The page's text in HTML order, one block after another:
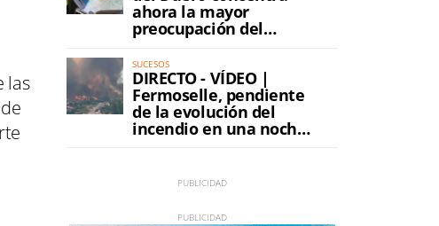
las
ahora la mayor
preocupación del
incendio
SUCESOS
DIRECTO - VÍDEO |
Fermoselle, pendiente
de la evolución del
incendio en una noche